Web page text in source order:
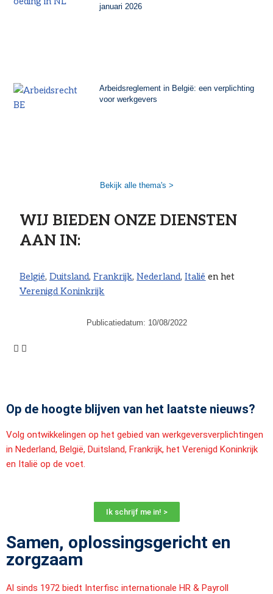
januari 2026
Arbeidsreglement in België: een verplichting
voor werkgevers
Bekijk alle thema's >
WIJ BIEDEN ONZE DIENSTEN
AAN IN: ​
België,Duitsland,Frankrijk,Nederland, Italië en het
Verenigd Koninkrijk
Publicatiedatum: 10/08/2022
Op de hoogte blijven van het laatste nieuws?
Volg ontwikkelingen op het gebied van werkgeversverplichtingen
in Nederland, België, Duitsland, Frankrijk, het Verenigd Koninkrijk
en Italië op de voet.
Ik schrijf me in! >
Samen, oplossingsgericht en
zorgzaam
Al sinds 1972 biedt Interfisc internationale HR & Payroll